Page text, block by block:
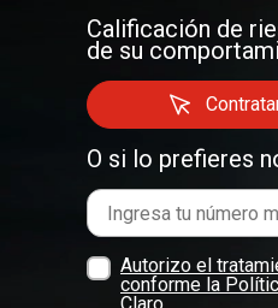
Conectividad
SD-WAN
Conexiones LAN to
Conexion Privada
Colaboración
Customer
Sectores
Financiero
Retail
Soluciones
Industria
Noticias de
Infraestructura
Claro Cloud
Amazon web
Microsoft Azure
Oracle Cloud
Colaboración
Calificación de
de su
O si lo prefieres
Autorizo el
conforme la